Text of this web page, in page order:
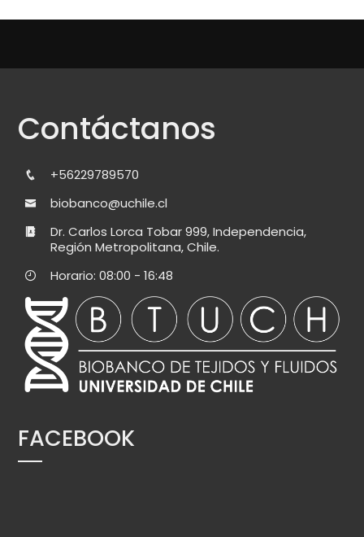
Contáctanos
+56229789570
biobanco@uchile.cl
Dr. Carlos Lorca Tobar 999, Independencia,
Región Metropolitana, Chile.
Horario: 08:00 - 16:48
FACEBOOK